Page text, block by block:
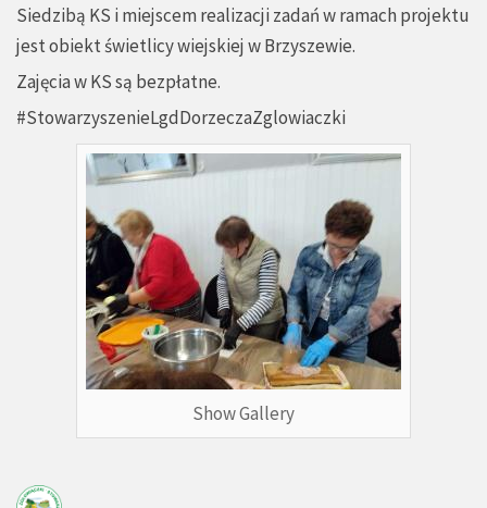
Siedzibą KS i miejscem realizacji zadań w ramach projektu
jest obiekt świetlicy wiejskiej w Brzyszewie.
Zajęcia w KS są bezpłatne.
#StowarzyszenieLgdDorzeczaZglowiaczki
Show Gallery